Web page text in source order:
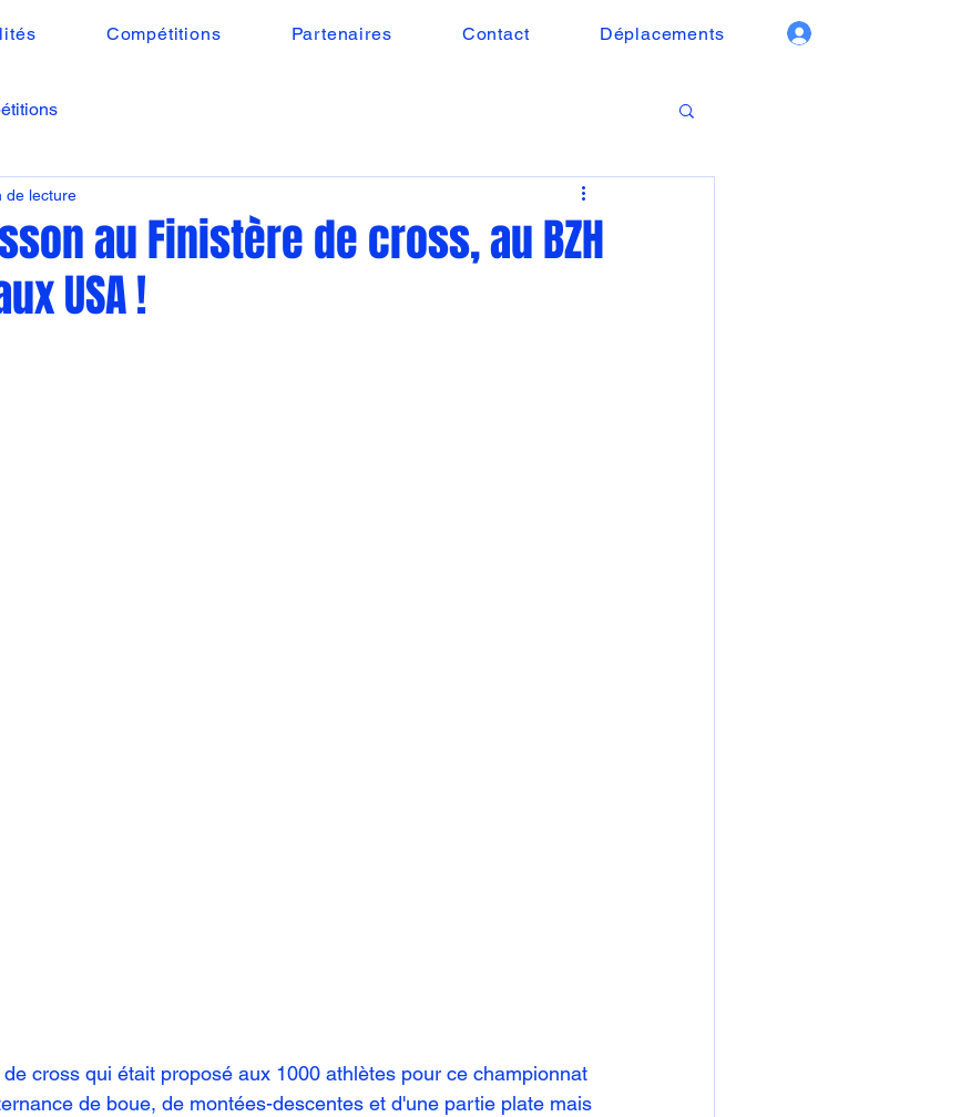
Compétitions Partenaires Contact Déplacements
au Finistère de cross, au BZH
USA !
de lecture
cross qui était proposé aux 1000 athlètes pour ce championnat
de boue, de montées-descentes et d'une partie plate mais